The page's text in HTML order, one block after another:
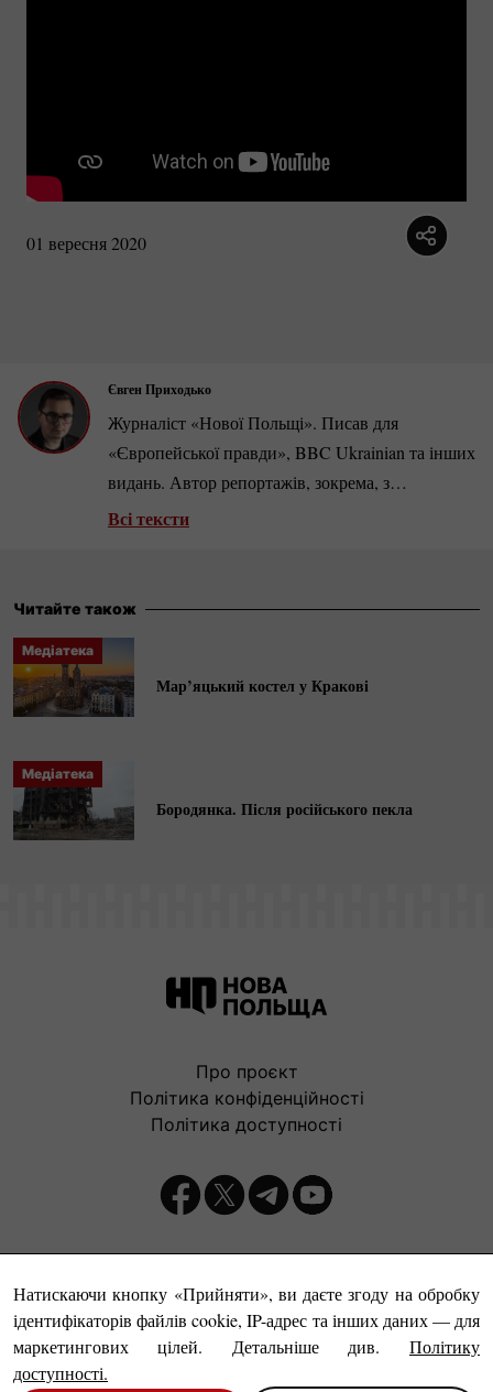
01 вересня 2020
Євген Приходько
Журналіст «Нової Польщі». Писав для
«Європейської правди», BBC Ukrainian та інших
видань. Автор репортажів, зокрема, з
прифронтових південноукраїнських міст під час
Всі тексти
Читайте також
Медіатека
Мар’яцький костел у Кракові
Медіатека
Бородянка. Після російського пекла
Натискаючи кнопку «Прийняти», ви даєте згоду на обробку
ідентифікаторів файлів cookie, IP-адрес та інших даних — для
маркетингових цілей. Детальніше див.
Політику
доступності.
Про проєкт
Політика конфіденційності
Політика доступності